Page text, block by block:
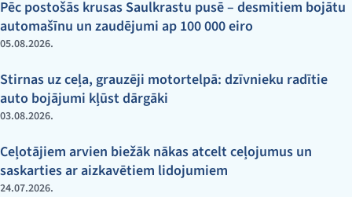
Pēc postošās krusas Saulkrastu pusē – desmitiem bojātu
automašīnu un zaudējumi ap 100 000 eiro
05.08.2026.
Stirnas uz ceļa, grauzēji motortelpā: dzīvnieku radītie
auto bojājumi kļūst dārgāki
03.08.2026.
Ceļotājiem arvien biežāk nākas atcelt ceļojumus un
saskarties ar aizkavētiem lidojumiem
24.07.2026.